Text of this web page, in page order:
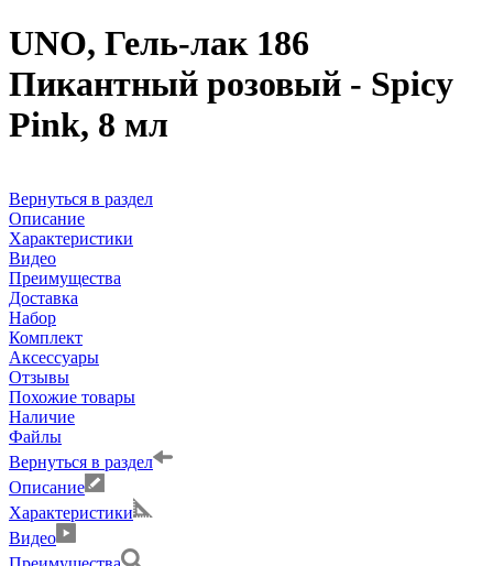
UNO, Гель-лак 186
Пикантный розовый - Spicy
Pink, 8 мл
Вернуться в раздел
Описание
Характеристики
Видео
Преимущества
Доставка
Набор
Комплект
Аксессуары
Отзывы
Похожие товары
Наличие
Файлы
Вернуться в раздел
Описание
Характеристики
Видео